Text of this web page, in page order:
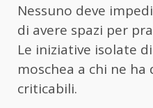
Nessuno deve
di avere spazi per
Le iniziative isolate
moschea a chi ne
criticabili.